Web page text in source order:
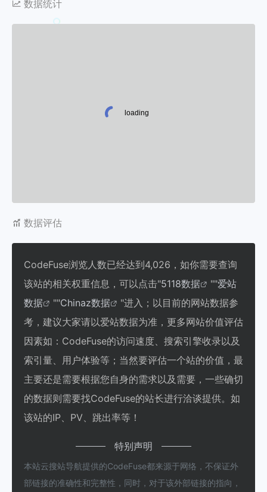
数据统计
数据评估
CodeFuse浏览人数已经达到4,026，如你需要查询
该站的相关权重信息，可以点击"5118数据 ""爱站
数据
""Chinaz数据
"进入；以目前的网站数据参
考，建议大家请以爱站数据为准，更多网站价值评估
因素如：CodeFuse的访问速度、搜索引擎收录以及
索引量、用户体验等；当然要评估一个站的价值，最
主要还是需要根据您自身的需求以及需要，一些确切
的数据则需要找CodeFuse的站长进行洽谈提供。如
该站的IP、PV、跳出率等！
特别声明
本站云搜站导航提供的CodeFuse都来源于网络，不保证外
部链接的准确性和完整性，同时，对于该外部链接的指向，